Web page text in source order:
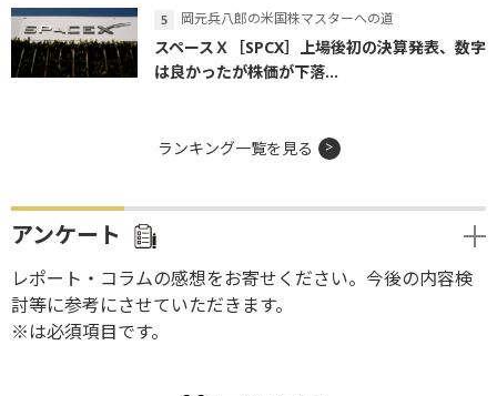
岡元兵八郎の米国株マスターへの道
スペースＸ［SPCX］上場後初の決算発表、数字
は良かったが株価が下落...
ランキング一覧を見る
アンケート
レポート・コラムの感想をお寄せください。今後の内容検
討等に参考にさせていただきます。
※は必須項目です。